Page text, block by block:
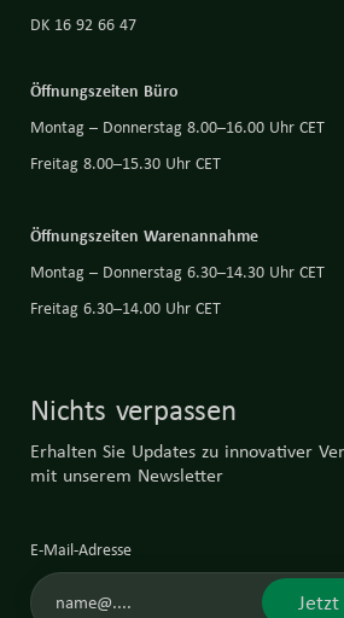
Nichts verpassen
Erhalten Sie Updates zu innovativer
mit unserem Newsletter
E-Mail-Adresse
DK 16 92 66 47
Öffnungszeiten Büro
Montag – Donnerstag 8.00–16.00 Uhr CET
Freitag 8.00–15.30 Uhr CET
Öffnungszeiten Warenannahme
Montag – Donnerstag 6.30–14.30 Uhr CET
Freitag 6.30–14.00 Uhr CET